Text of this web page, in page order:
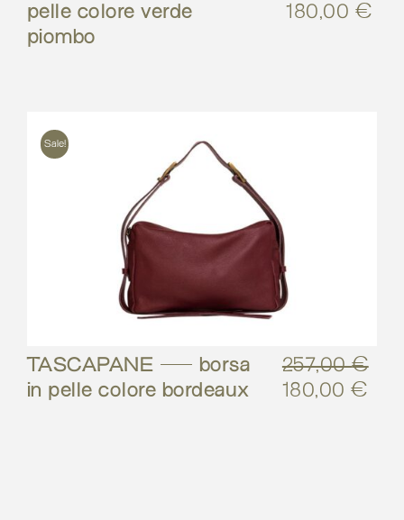
pelle colore verde
piombo
Il
180,00 €Il
Sale!
TASCAPANE – borsa
in pelle colore bordeaux
257,00€
Il
180,00€Il